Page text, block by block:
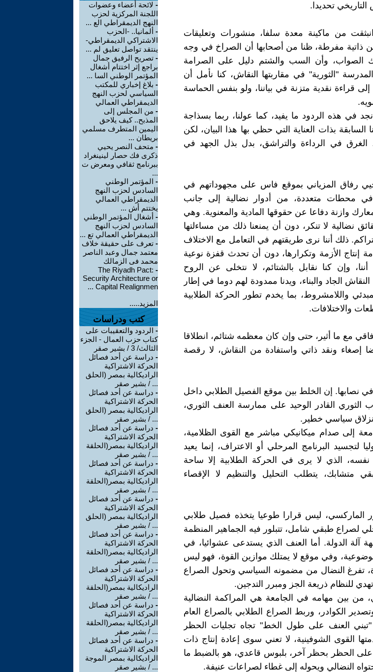
تحديدا.
من ماكينة معدة سلفا، منشورات وتعليقات
ذاتية مفرطة، ظنا من أصحابها أن الصراخ في وجه
الصواب، وأن السب والشتم دليل على الصرامة
المدرسة "الثورية" في مقاربتها النقاش، كنا نأمل أن
قراءة نقدية متزنة في بياننا، ولو بنفس الحماسة
في هذه الردود ما يفيد، كما عولنا، ربما بسذاجة
بذات العناية التي حظي بها هذا البيان، لكن
الغرق في الرداءة والتراشق، بدل بذل الجهد في
رفاق المزياني بموقع فاس على مجهوداتهم في
في محطات متعددة، من أدوار نضالية إلى جانب
وازنة دفاعا عن حقوقها المادية والمعنوية. وهي
نضالية لا تنكر، دون أن يمنعنا ذلك من مساءلتها
ذلك أننا نرى طريقتهم في التعامل مع الاختلاف
إنتاج الأزمة وتكرارها، دون أن تحدث قفزة نوعية
وإن كنا نقابل بالشتائم، لا نتخلى عن الروح
الجاد والبناء، ويدنا ممدودة لهم دوما في إطار
واللامشروط، بما يخدم تطور الحركة الطلابية
والاختلافات.
مع ما أثير، حتى وإن كان معظمه شتائم، انطلاقا
إصغاء ونقد ذاتي واستفادة من النقاش، لا رقصة
في نصابها. إن الخلط بين موقع الفصيل الطلابي داخل
الثوري القادر الوحيد على ممارسة العنف الثوري،
سياسي خطير.
إلى صدام ميكانيكي مباشر مع القوى الظلامية،
لتجسيد البرنامج المرحلي أو الاعتراف، إنما يعيد
نفسه، الذي لا يرى في الحركة الطلابية إلا ساحة
متشابك، يتطلب التحليل والتنظيم لا الإقصاء
الماركسي، ليس قرارا طوعيا يتخذه فصيل طلابي
لصراع طبقي شامل، تتبلور فيه الجماهير المنظمة
آلة الدولة. أما العنف الذي يستدعى عشوائيا، في
وفي موقع لا يمتلك موازين القوة، فهو ليس
تفرغ النضال من مضمونه السياسي وتحول الصراع
للنظام ذريعة الجز ومبرر التدجين.
من بين مهامه في الجامعة هي المراكمة النضالية
الكوادر، وربط الصراع الطلابي بالصراع العام
العنف على طول الخط" تجاه تجليات الحظر
القوى الشوفينية، لا تعني سوى إعادة إنتاج ذات
على الحظر بحظر آخر، بلبوس قاعدي، هو بالضبط ما
النضالي ويحوله إلى غطاء لصراعات عنيفة.
- لائحة أعضاء وعضوات
اللجنة المركزية لحزب
النهج الديمقراطي الع ...
- ألمانيا.. -الحزب
الاشتراكي الديمقراطي-
ينتقد تواصل تعليق لم ...
- تصريح الرفيق جمال
براجع إثر اختتام أشغال
المؤتمر الوطني السا ...
- بلاغ إخباري للمكتب
السياسي لحزب النهج
الديمقراطي العمالي
- من المجلس إلى
المذبح.. كيف يلاحق
اليمين المتطرف مسلمي
بريطان ...
- متحف النصر يحيي
ذكرى فك حصار لينينغراد
ببرنامج ثقافي ومعرض ت
...
- المؤتمر الوطني
السادس لحزب النهج
الديمقراطي العمالي
يختتم أش ...
- أشغال المؤتمر الوطني
السادس لحزب النهج
الديمقراطي العمالي تع ...
- تعرف على حقيقة خلاف
معتمد جمال وعبد الناصر
محمد فى الزمالك
-
The Riyadh Pact:
Security Architecture or
Capital Realignmen ...
المزيد.....
كتب ودراسات
- الردود والتعقيبات على
كتاب حزب العمال - الجزء
الثالث/ 3 / بشير صقر
- دراسة عن أحد فصائل
الحركة الاشتراكية
الراديكالية بمصر (الحلق
... / بشير صقر
- دراسة عن أحد فصائل
الحركة الاشتراكية
الراديكالية بمصر (الحلق
... / بشير صقر
- دراسة عن أحد فصائل
الحركة الاشتراكية
الراديكالية بمصر(الحلقة
... / بشير صقر
- دراسة عن أحد فصائل
الحركة الاشتراكية
الراديكالية بمصر(الحلقة
... / بشير صقر
- دراسة عن أحد فصائل
الحركة الاشتراكية
الراديكالية بمصر (الحلق
... / بشير صقر
- دراسة عن أحد فصائل
الحركة الاشتراكية
الراديكالية بمصر(الحلقة
... / بشير صقر
- دراسة عن أحد فصائل
الحركة الاشتراكية
الراديكالية بمصر(الحلقة
... / بشير صقر
- دراسة عن أحد فصائل
الحركة الاشتراكية
الراديكالية بمصر(الحلقة
... / بشير صقر
- دراسة عن أحد فصائل
الحركة الاشتراكية
الراديكالية بمصر الموجة
... / بشير صقر